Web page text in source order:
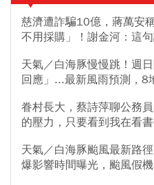
慈濟遭詐騙10億，蔣萬安
不用採購」！謝金河：這
天氣／白海豚慢慢跳！週
回應」...最新風雨預測，8
眷村長大，蔡詩萍聊公務
的壓力，只要看到我在看
天氣／白海豚颱風最新路
爆影響時間曝光，颱風假